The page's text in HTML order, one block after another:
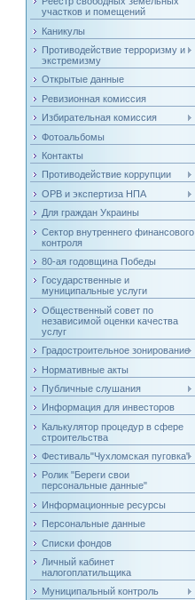
участков и помещений
Каникулы
Противодействие терроризму и
экстремизму
Открытые данные
Ревизионная комиссия
Избирательная комиссия
Фотоальбомы
Контакты
Противодействие коррупции
ОРВ и экспертиза НПА
Для граждан Украины
Сектор внутреннего финансового
контроля
80-ая годовщина Победы
Государственные и
муниципальные услуги
Общественный совет по
независимой оценки качества
услуг
Градостроительное зонирование
Нормативные акты
Публичные слушания
Информация для инвесторов
Калькулятор процедур в сфере
строительства
Фестиваль"Чухломская пуговка"
Ролик "Береги свои
персональные данные"
Информационные ресурсы
Персональные данные
Списки фондов
Личный кабинет
налогоплатильщика
Муниципальный контроль